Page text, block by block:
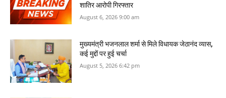
शातिर आरोपी गिरफ्तार
August 6, 2026 9:00 am
मुख्यमंत्री भजनलाल शर्मा से मिले विधायक जेठानंद व्यास,
कई मुद्दों पर हुई चर्चा
August 5, 2026 6:42 pm